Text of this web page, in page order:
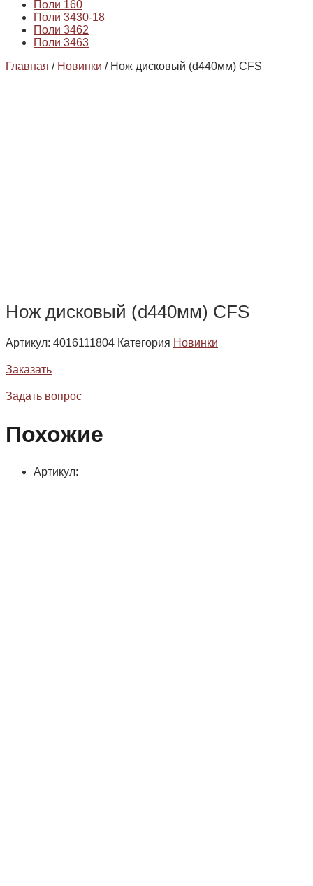
Поли 160
Поли 3430-18
Поли 3462
Поли 3463
Главная / Новинки / Нож дисковый (d440мм) CFS
Нож дисковый (d440мм) CFS
Артикул: 4016111804 Категория Новинки
Заказать
Задать вопрос
Похожие
Артикул: